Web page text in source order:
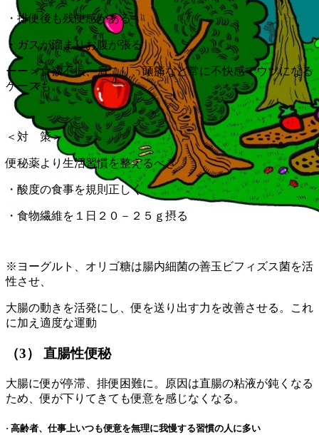
・排便後も残便感がある
・ガスが溜まりお腹が張る
ーー＞食欲不振、肩こり、頭痛など常に不快感でウツになる
ケースも。
＜対 策＞
便秘薬より生活習慣を整えるべき
・酸度の食事を規則正しく
・食物繊維を１日２０－２５ｇ摂る
※ヨーグルト、オリゴ糖は腸内細菌の善玉ビフィズス菌を活
性させ、
大腸の動きを活発にし、便を送り出す力を改善させる。これ
に加え適度な運動
（3） 直腸性便秘
大腸に便が停滞、排便困難に。原因は直腸の粘液が鈍くなる
ため、便が下りてきても便意を感じなくなる。
· 高齢者、仕事上いつも便意を無理に我慢する習慣の人に多い